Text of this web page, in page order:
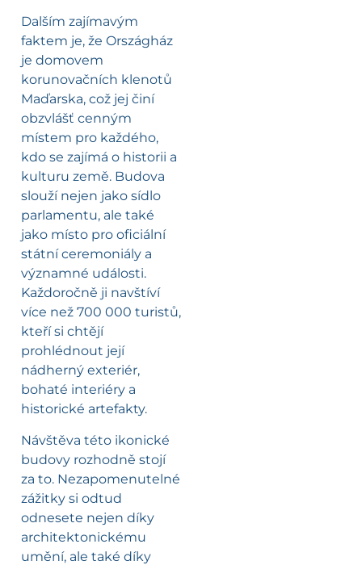
Dalším zajímavým
faktem je, že Országház
je domovem
korunovačních klenotů
Maďarska, což jej činí
obzvlášť cenným
místem pro každého,
kdo se zajímá o historii a
kulturu země. Budova
slouží nejen jako sídlo
parlamentu, ale také
jako místo pro oficiální
státní ceremoniály a
významné události.
Každoročně ji navštíví
více než 700 000 turistů,
kteří si chtějí
prohlédnout její
nádherný exteriér,
bohaté interiéry a
historické artefakty.
Návštěva této ikonické
budovy rozhodně stojí
za to. Nezapomenutelné
zážitky si odtud
odnesete nejen díky
architektonickému
umění, ale také díky